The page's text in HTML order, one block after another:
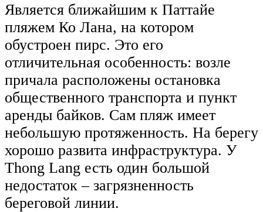
Является ближайшим к Паттайе
пляжем Ко Лана, на котором
обустроен пирс. Это его
отличительная особенность: возле
причала расположены остановка
общественного транспорта и пункт
аренды байков. Сам пляж имеет
небольшую протяженность. На берегу
хорошо развита инфраструктура. У
Thong Lang есть один большой
недостаток – загрязненность
береговой линии.